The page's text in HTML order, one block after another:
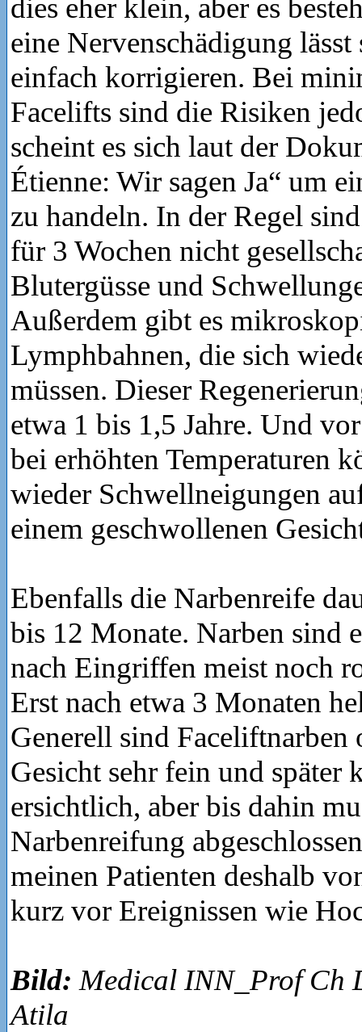
dies eher klein, aber es
eine Nervenschädigung
einfach korrigieren. Bei
Facelifts sind die Risiken
scheint es sich laut der
Étienne: Wir sagen Ja“ um
zu handeln. In der Regel
für 3 Wochen nicht
Blutergüsse und
Außerdem gibt es
Lymphbahnen, die sich
müssen. Dieser
etwa 1 bis 1,5 Jahre. Und
bei erhöhten Temperaturen
wieder Schwellneigungen
einem geschwollenen
Ebenfalls die Narbenreife
bis 12 Monate. Narben sind
nach Eingriffen meist noch
Erst nach etwa 3 Monaten
Generell sind Faceliftnarben
Gesicht sehr fein und später
ersichtlich, aber bis dahin
Narbenreifung
meinen Patienten deshalb
kurz vor Ereignissen wie
Bild: Medical INN_Prof Ch
Atila